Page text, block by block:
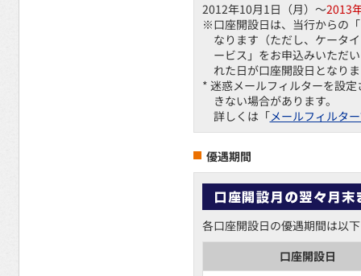
2012年10月1日（月）～2013
※口座開設日は、当行からの
なります（ただし、ケータ
ービス」をお申込みいただ
れた日が口座開設日となり
* 迷惑メールフィルターを設
きない場合があります。
詳しくは「メールフィルタ
優遇期間
各口座開設日の優遇期間は以
口座開設日